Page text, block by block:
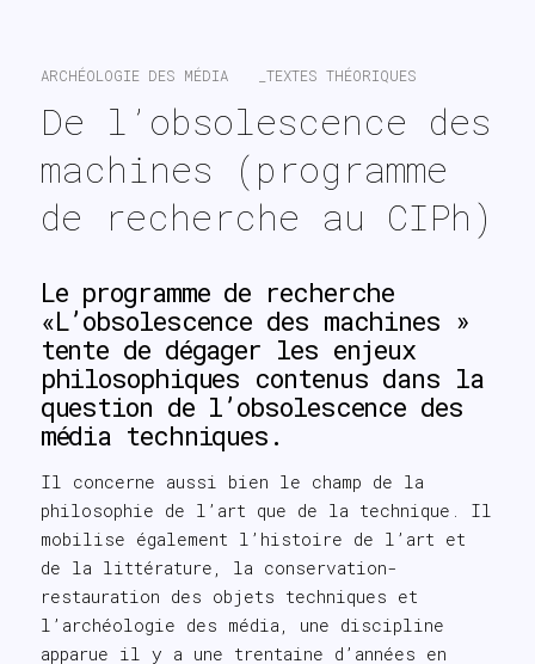
ARCHÉOLOGIE DES MÉDIA _TEXTES THÉORIQUES
De l’obsolescence des
machines (programme
de recherche au CIPh)
Le programme de recherche
«L’obsolescence des machines »
tente de dégager les enjeux
philosophiques contenus dans la
question de l’obsolescence des
média techniques.
Il concerne aussi bien le champ de la
philosophie de l’art que de la technique. Il
mobilise également l’histoire de l’art et
de la littérature, la conservation-
restauration des objets techniques et
l’archéologie des média, une discipline
apparue il y a une trentaine d’années en